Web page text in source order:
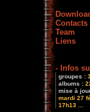
Contacts
Team
Liens
- Infos
groupes :
albums :
mise à
mardi 27
17h13 ...